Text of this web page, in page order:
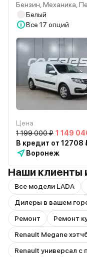
Бензин, Механика,
Белый
Все 17 опций
Цена
1 199 000 ₽ 1 149
В кредит от 12708
Воронеж
Наши клиенты
Все модели LADA
Дилеры в вашем
Ремонт
Ремонт
Renault Megane
Renault универсал с